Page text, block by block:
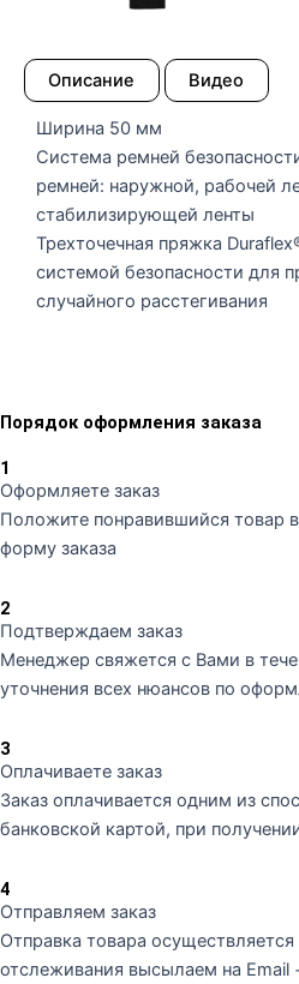
Описание Видео
Ширина 50 мм
Система ремней
ремней: наружной, рабочей
стабилизирующей ленты
Трехточечная пряжка
системой безопасности для
случайного расстегивания
Порядок оформления заказа
1
Оформляете заказ
Положите понравившийся товар
форму заказа
2
Подтверждаем заказ
Менеджер свяжется с Вами в
уточнения всех нюансов по
3
Оплачиваете заказ
Заказ оплачивается одним из
банковской картой, при
4
Отправляем заказ
Отправка товара
отслеживания высылаем на Email